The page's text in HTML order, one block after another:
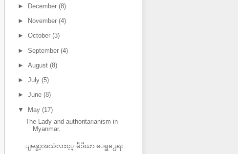
►
December (8)
► November (4)
► October (3)
► September (4)
► August (8)
► July (5)
► June (8)
▼ May (17)
The Lady and authoritarianism in
Myanmar.
ျမန္မာ့အသံလႊင့္ မီဒီယာ ေရွ႕ေရး